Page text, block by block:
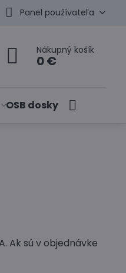
Panel používateľa
Nákupný košík
0 €
OSB dosky
Ak sú v objednávke